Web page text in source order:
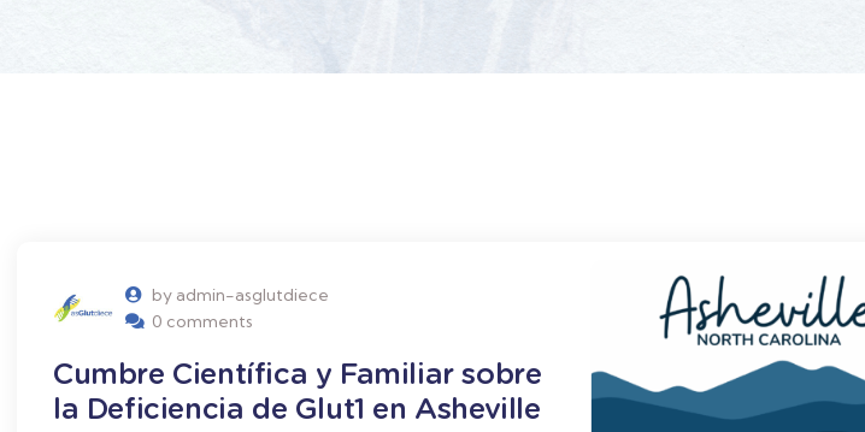
by admin-asglutdiece
0 comments
Cumbre Científica y Familiar sobre
la Deficiencia de Glut1 en Asheville